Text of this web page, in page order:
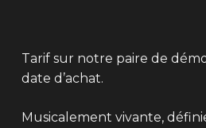
Tarif sur notre paire de
date d’achat.
Musicalement vivante,